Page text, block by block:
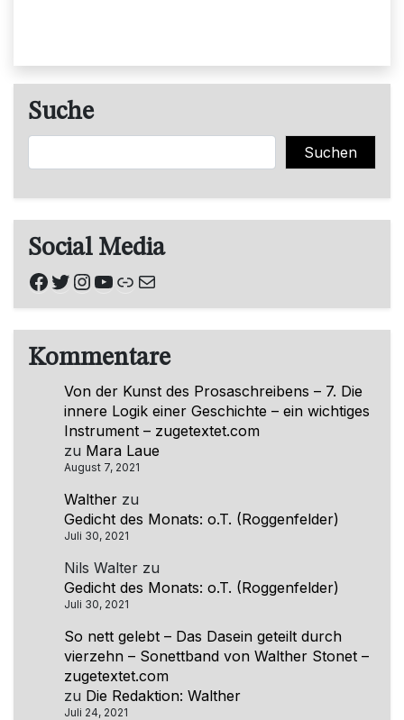
Suche
Suchen Suchen
Social Media
Facebook
Twitter
Instagram
YouTube
Link
E-Mail
Kommentare
Von der Kunst des Prosaschreibens – 7. Die
innere Logik einer Geschichte – ein wichtiges
Instrument – zugetextet.com
zu Mara Laue
August 7, 2021
Walther zu
Gedicht des Monats: o.T. (Roggenfelder)
Juli 30, 2021
Nils Walter zu
Gedicht des Monats: o.T. (Roggenfelder)
Juli 30, 2021
So nett gelebt – Das Dasein geteilt durch
vierzehn – Sonettband von Walther Stonet –
zugetextet.com
zu Die Redaktion: Walther
Juli 24, 2021